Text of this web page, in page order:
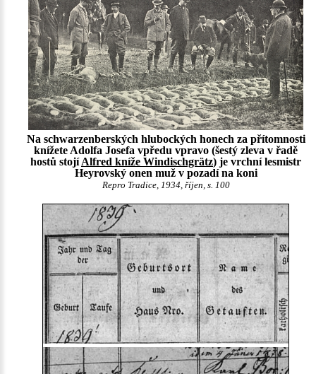
Na schwarzenberských hlubockých honech za přítomnosti
knížete Adolfa Josefa vpředu vpravo (šestý zleva v řadě
hostů stojíAlfred kníže Windischgrätz) je vrchní lesmistr
Heyrovský onen muž v pozadí na koni
Repro Tradice, 1934, říjen, s. 100